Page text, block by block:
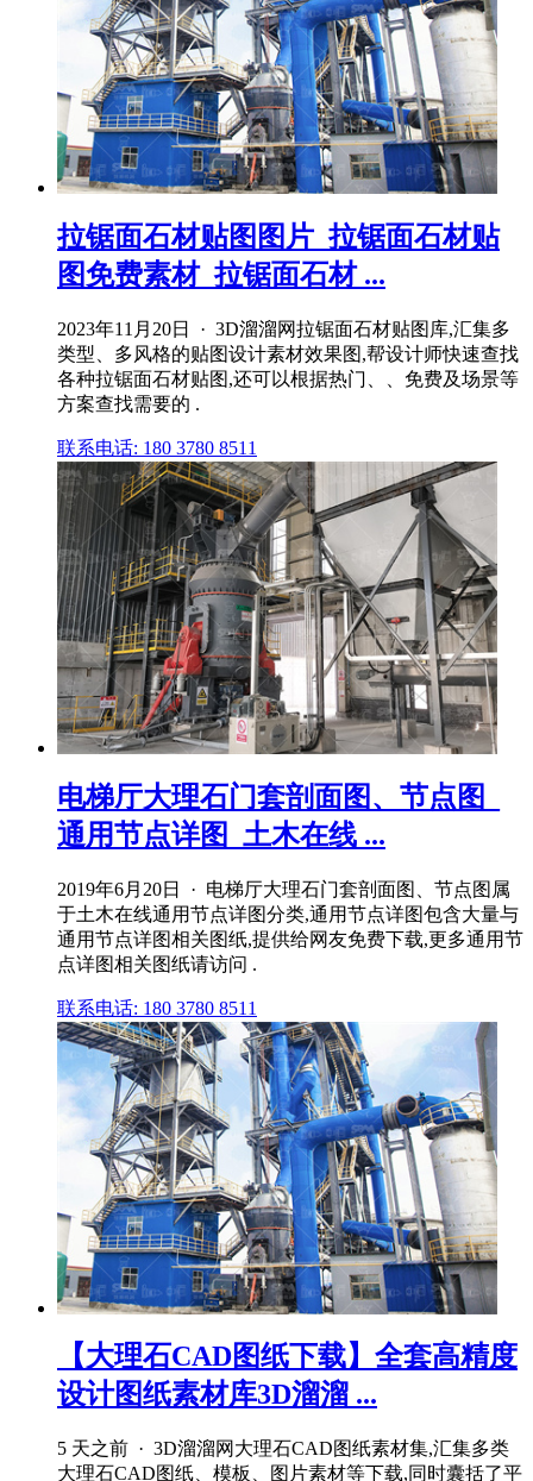
拉锯面石材贴图图片_拉锯面石材贴
图免费素材_拉锯面石材 ...
2023年11月20日 · 3D溜溜网拉锯面石材贴图库,汇集多
类型、多风格的贴图设计素材效果图,帮设计师快速查找
各种拉锯面石材贴图,还可以根据热门、、免费及场景等
方案查找需要的 .
联系电话: 180 3780 8511
电梯厅大理石门套剖面图、节点图_
通用节点详图_土木在线 ...
2019年6月20日 · 电梯厅大理石门套剖面图、节点图属
于土木在线通用节点详图分类,通用节点详图包含大量与
通用节点详图相关图纸,提供给网友免费下载,更多通用节
点详图相关图纸请访问 .
联系电话: 180 3780 8511
【大理石CAD图纸下载】全套高精度
设计图纸素材库3D溜溜 ...
5 天之前 · 3D溜溜网大理石CAD图纸素材集,汇集多类
大理石CAD图纸、模板、图片素材等下载,同时囊括了平